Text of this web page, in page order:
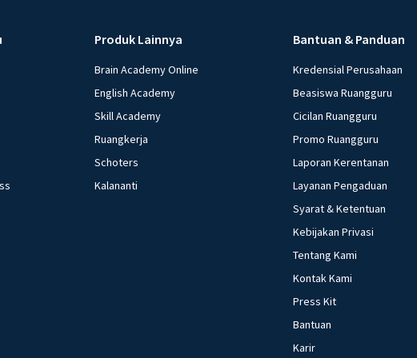
Produk Lainnya
Brain Academy Online
English Academy
Skill Academy
Ruangkerja
Schoters
Kalananti
Bantuan & Panduan
Kredensial Perusahaan
Beasiswa Ruangguru
Cicilan Ruangguru
Promo Ruangguru
Laporan Kerentanan
Layanan Pengaduan
Syarat & Ketentuan
Kebijakan Privasi
Tentang Kami
Kontak Kami
Press Kit
Bantuan
Karir